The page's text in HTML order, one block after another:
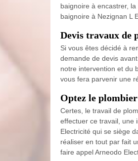
baignoire à encastrer,
baignoire à Nezignan L
Devis travaux de
Si vous êtes décidé à
demande de devis
notre intervention et du
vous fera parvenir une
Optez le
Certes, le travail de
effectuer ce travail, une
Electricité qui se siège
réaliser en tout par fait
faire appel Arneodo